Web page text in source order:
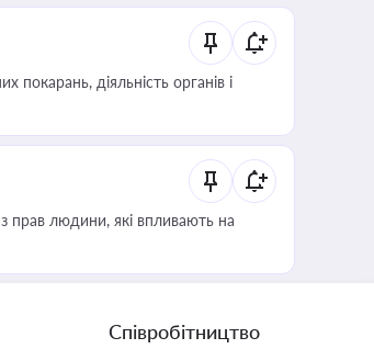
покарань, діяльність органів і
прав людини, які впливають на
Співробітництво